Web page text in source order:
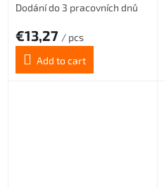
Dodání do 3 pracovních dnů
€13,27 / pcs
Add to cart